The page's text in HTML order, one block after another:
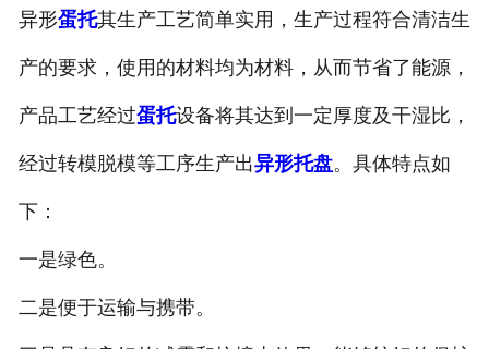
异形蛋托其生产工艺简单实用，生产过程符合清洁生
产的要求，使用的材料均为材料，从而节省了能源，
产品工艺经过蛋托设备将其达到一定厚度及干湿比，
经过转模脱模等工序生产出异形托盘。具体特点如
下：
一是绿色。
二是便于运输与携带。